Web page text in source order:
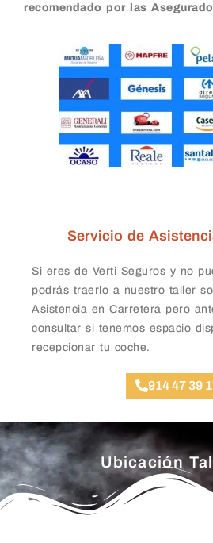
recomendado por las
Servicio de
Si eres de Verti Seguros y no
podrás traerlo a nuestro taller
Asistencia en Carretera pero
consultar si tenemos espacio
recepcionar tu coche.
914 47 39
Ubicación